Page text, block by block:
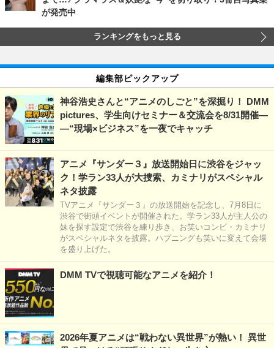
が発売中
ランキングをもっと見る
編集部ピックアップ
神谷浩史さんと“アニメのしごと”を深掘り！ DMM
pictures、学生向けセミナー＆交流会を8/31開催―
―“現場×ビジネス”を一夜でキャッチ
アニメ『サンダー３』放送開始日に渋谷をジャッ
ク！学ラン33人が大捜索、カミナリがスペシャル
ネタ披露
TVアニメ『サンダー３』の放送開始を記念し、7月8日に
渋谷で街頭イベントが開催された。学ラン33人が主人公の
妹を探す設定で渋谷を練り歩き、お笑いコンビ・カミナリ
がスペシャルネタを披露。ハプニングも笑いに変えて会場
を盛り上げた。
DMM TVで視聴可能なアニメを紹介！
2026年夏アニメは“戦わない異世界”が熱い！ 異世